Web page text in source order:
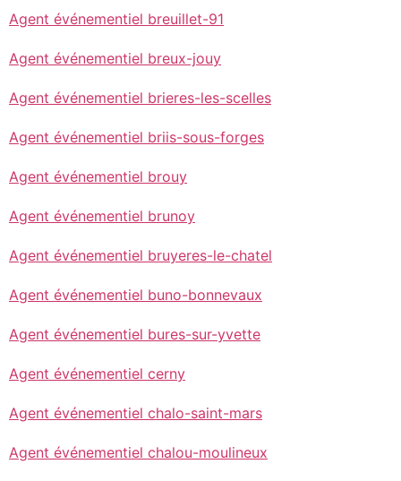
Agent événementiel breuillet-91
Agent événementiel breux-jouy
Agent événementiel brieres-les-scelles
Agent événementiel briis-sous-forges
Agent événementiel brouy
Agent événementiel brunoy
Agent événementiel bruyeres-le-chatel
Agent événementiel buno-bonnevaux
Agent événementiel bures-sur-yvette
Agent événementiel cerny
Agent événementiel chalo-saint-mars
Agent événementiel chalou-moulineux